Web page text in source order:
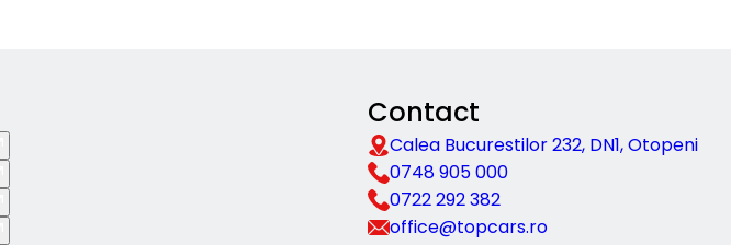
Contact
Calea Bucurestilor 232, DN1, Otopeni
0748 905 000
0722 292 382
office@topcars.ro